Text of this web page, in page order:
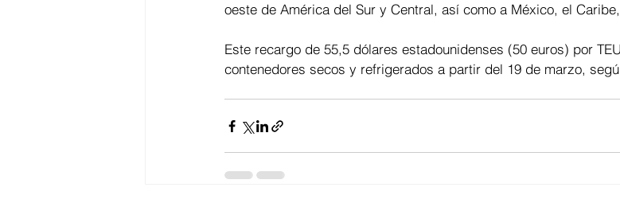
oeste de América del Sur y Central, así como a México, el
Este recargo de 55,5 dólares estadounidenses (50 euros) por
contenedores secos y refrigerados a partir del 19 de marzo,